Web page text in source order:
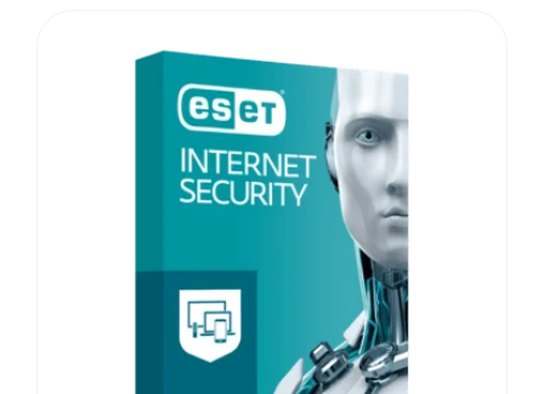
Warsztat Pentestera
pytania?
Napisz do nas!